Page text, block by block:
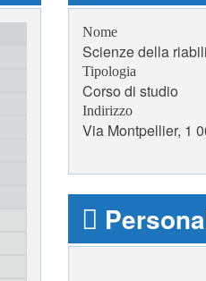
Nome
Scienze della
Tipologia
Corso di studio
Indirizzo
Via Montpellier, 1